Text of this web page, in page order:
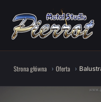
Strona główna Oferta